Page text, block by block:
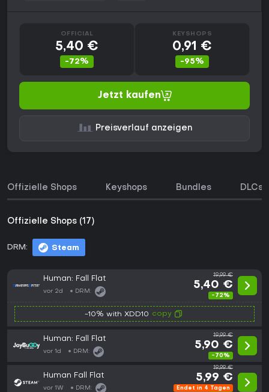
OFFICIAL
5,40 €
-72%
KEYSHOPS
0,91 €
-95%
Jetzt kaufen
Preisverlauf anzeigen
Offizielle Shops Keyshops Bundles DLCs
Offizielle Shops (17)
DRM: Steam
Human: Fall Flat
vor 2d DRM:
19,99 €
5,40 €
-72%
-10% with XDD10 copy
Human: Fall Flat
vor 1d DRM:
19,99 €
5,90 €
-70%
Human Fall Flat
vor 1W DRM:
19,99 €
5,99 €
Endet in 4 Tagen